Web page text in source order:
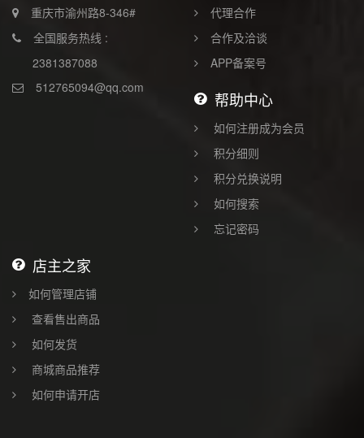
重庆市渝州路8-346#
全国服务热线 :
2381387088
512765094@qq.com
代理合作
合作及洽谈
APP备案号
帮助中心
如何注册成为会员
积分细则
积分兑换说明
如何搜索
忘记密码
店主之家
如何管理店铺
查看售出商品
如何发货
商城商品推荐
如何申请开店